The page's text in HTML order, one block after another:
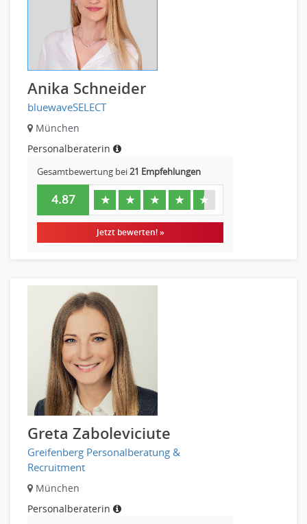
Pharmaberater
Pre-Sales
Telesales
Verkauf (Handel)
Anika Schneider
bluewaveSELECT
München
Personalberaterin
Gesamtbewertung bei21 Empfehlungen
4.87 ★ ★ ★ ★ ★
Jetzt bewerten! »
Greta Zaboleviciute
Greifenberg Personalberatung &
Recruitment
München
Personalberaterin